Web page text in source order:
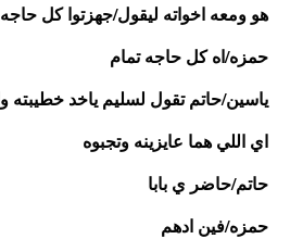
هو ومعه اخواته ليقول/جهزتوا كل حاجه
حمزه/اه كل حاجه تمام
اي اللي هما عايزينه وتجبوه
حاتم/حاضر ي بابا
حمزه/فين ادهم